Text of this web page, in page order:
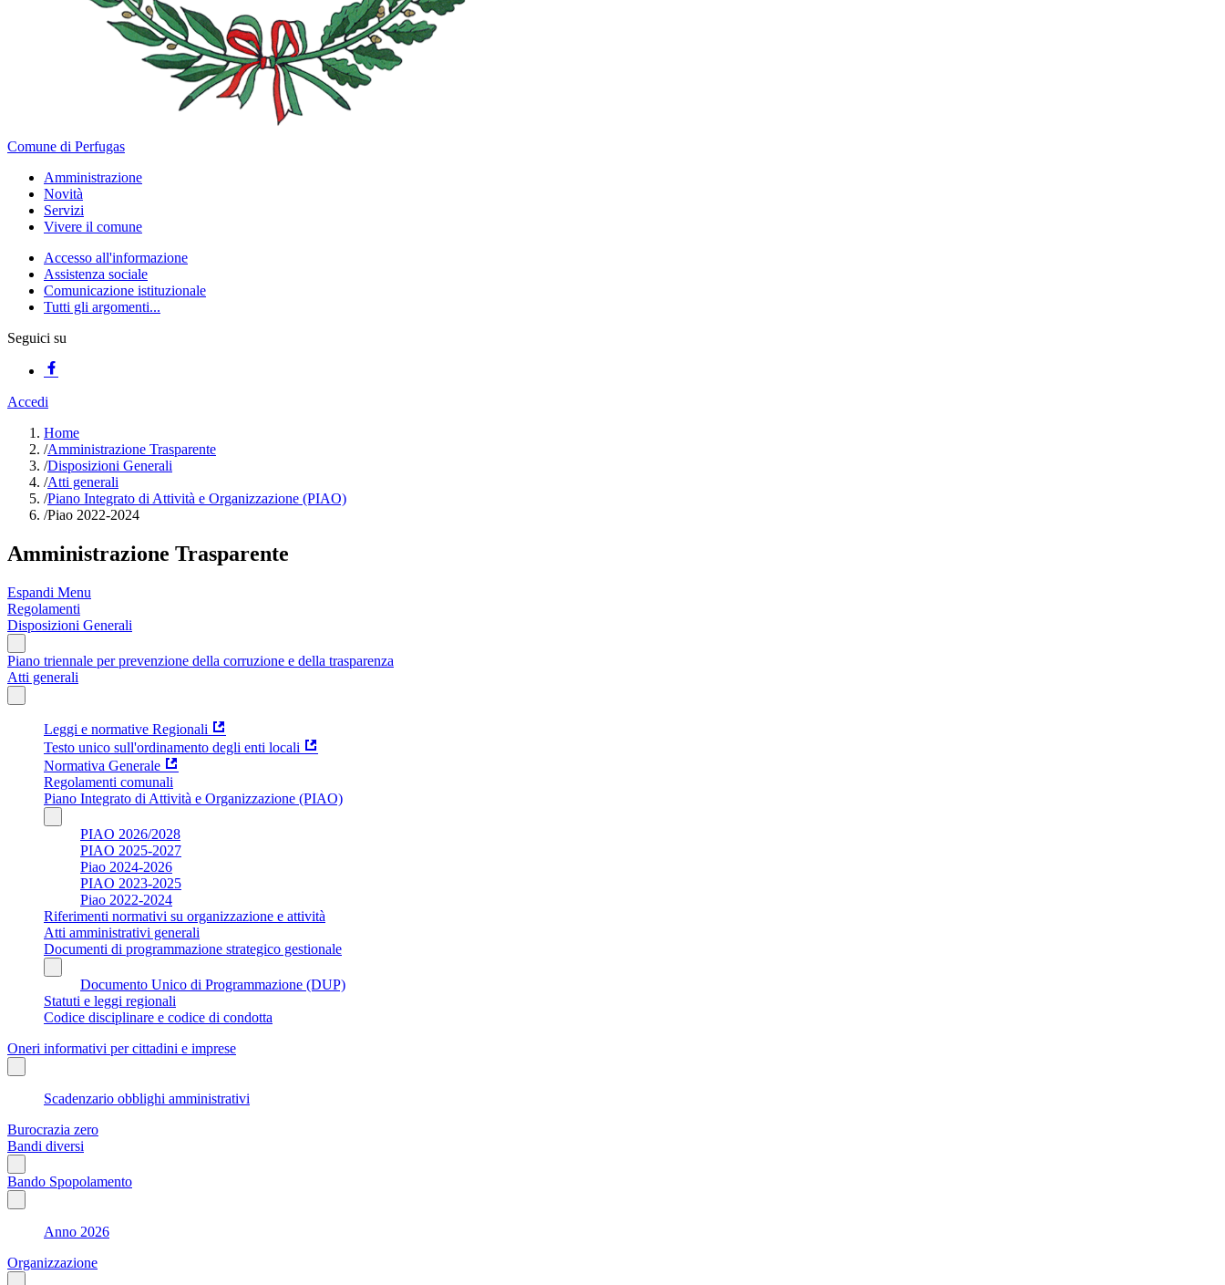
Comune di Perfugas
Amministrazione
Novità
Servizi
Vivere il comune
Accesso all'informazione
Assistenza sociale
Comunicazione istituzionale
Tutti gli argomenti...
Seguici su
Accedi
Home
/Amministrazione Trasparente
/Disposizioni Generali
/Atti generali
/Piano Integrato di Attività e Organizzazione (PIAO)
/Piao 2022-2024
Amministrazione Trasparente
Espandi Menu
Regolamenti
Disposizioni Generali
Piano triennale per prevenzione della corruzione e della trasparenza
Atti generali
Leggi e normative Regionali
Testo unico sull'ordinamento degli enti locali
Normativa Generale
Regolamenti comunali
Piano Integrato di Attività e Organizzazione (PIAO)
PIAO 2026/2028
PIAO 2025-2027
Piao 2024-2026
PIAO 2023-2025
Piao 2022-2024
Riferimenti normativi su organizzazione e attività
Atti amministrativi generali
Documenti di programmazione strategico gestionale
Documento Unico di Programmazione (DUP)
Statuti e leggi regionali
Codice disciplinare e codice di condotta
Oneri informativi per cittadini e imprese
Scadenzario obblighi amministrativi
Burocrazia zero
Bandi diversi
Bando Spopolamento
Anno 2026
Organizzazione